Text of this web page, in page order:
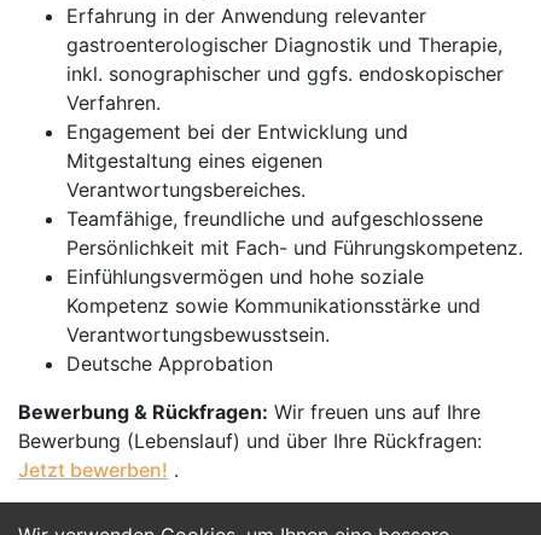
Erfahrung in der Anwendung relevanter
gastroenterologischer Diagnostik und Therapie,
inkl. sonographischer und ggfs. endoskopischer
Verfahren.
Engagement bei der Entwicklung und
Mitgestaltung eines eigenen
Verantwortungsbereiches.
Teamfähige, freundliche und aufgeschlossene
Persönlichkeit mit Fach- und Führungskompetenz.
Einfühlungsvermögen und hohe soziale
Kompetenz sowie Kommunikationsstärke und
Verantwortungsbewusstsein.
Deutsche Approbation
Bewerbung & Rückfragen: Wir freuen uns auf Ihre
Bewerbung (Lebenslauf) und über Ihre Rückfragen:
Jetzt bewerben! .